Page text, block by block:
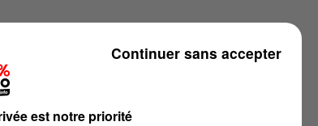
est notre priorité
Continuer sans accepter